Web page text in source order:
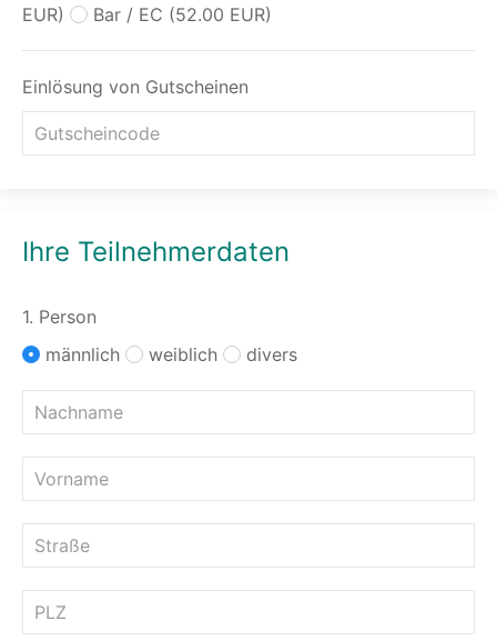
EUR)
Bar / EC (52.00 EUR)
Einlösung von Gutscheinen
Ihre Teilnehmerdaten
1. Person
männlich
weiblich divers